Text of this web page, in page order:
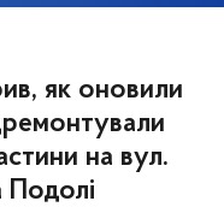
як оновили
на вул.
Подолі